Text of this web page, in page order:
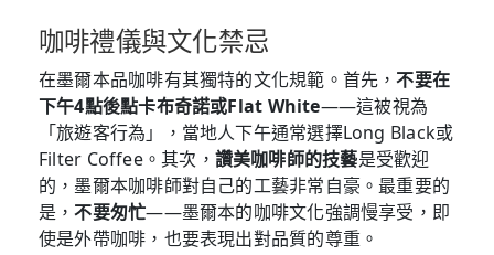
咖啡禮儀與文化禁忌
在墨爾本品咖啡有其獨特的文化規範。首先，不要在
下午4點後點卡布奇諾或Flat White——這被視為
「旅遊客行為」，當地人下午通常選擇Long Black或
Filter Coffee。其次， 讚美咖啡師的技藝是受歡迎
的，墨爾本咖啡師對自己的工藝非常自豪。最重要的
是，不要匆忙——墨爾本的咖啡文化強調慢享受，即
使是外帶咖啡，也要表現出對品質的尊重。